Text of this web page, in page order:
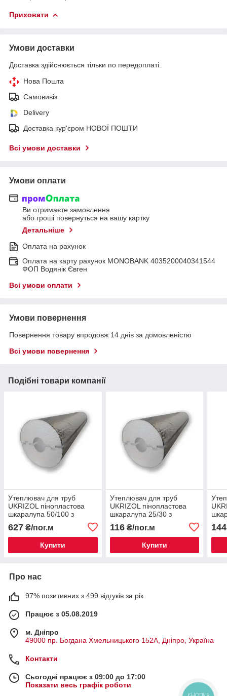
Приховати
Умови доставки
Доставка здійснюється тільки по передоплаті.
Нова Пошта
Самовивіз
Delivery
Доставка кур'єром НОВОЇ ПОШТИ
Всі умови доставки
Умови оплати
Ви отримаєте замовлення
або гроші повернуться на вашу картку
Детальніше
Оплата на рахунок
Оплата на карту рахунок MONOBANK 4035200040341544
ФОП Водянік Євген
Всі умови оплати
Умови повернення
Повернення товару впродовж 14 днів за домовленістю
Всі умови повернення
Подібні товари компанії
Утеплювач для труб
UKRIZOL пінопластова
шкаралупа 50/100 з
627 ₴/пог.м
Купити
Утеплювач для труб
UKRIZOL пінопластова
шкаралупа 25/30 з
116₴/пог.м
Купити
144
Про нас
97% позитивних з 499 відгуків за рік
Працює з 05.08.2019
м. Дніпро
49000 пр. Богдана Хмельницького 152А, Дніпро, Україна
Контакти
Сьогодні працює з 09:00 до 17:00
Показати весь графік роботи